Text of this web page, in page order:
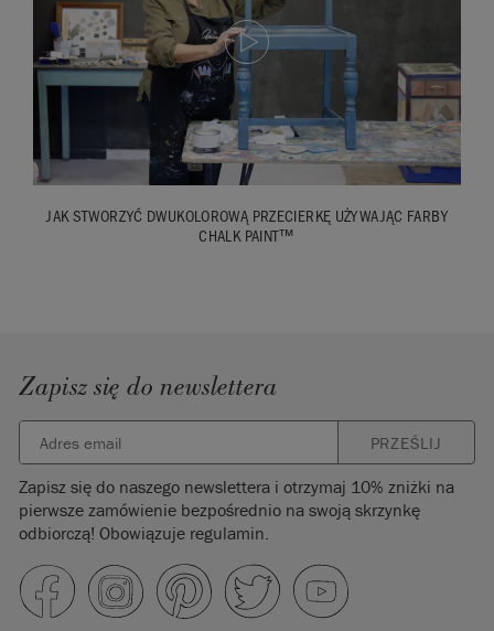
JAK STWORZYĆ DWUKOLOROWĄ PRZECIERKĘ UŻYWAJĄC FARBY
CHALK PAINT™
Zapisz się do newslettera
PRZEŚLIJ
Zapisz się do naszego newslettera i otrzymaj 10% zniżki na
pierwsze zamówienie bezpośrednio na swoją skrzynkę
odbiorczą! Obowiązuje regulamin.